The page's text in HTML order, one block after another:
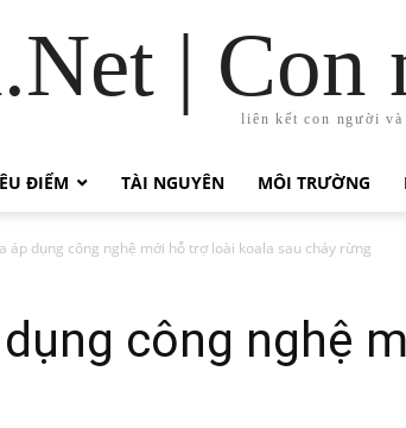
|
liên kết con người và
ĐIỂM TÀI NGUYÊN MÔI TRƯỜNG
áp dụng công nghệ mới hỗ trợ loài koala sau cháy rừng
công nghệ